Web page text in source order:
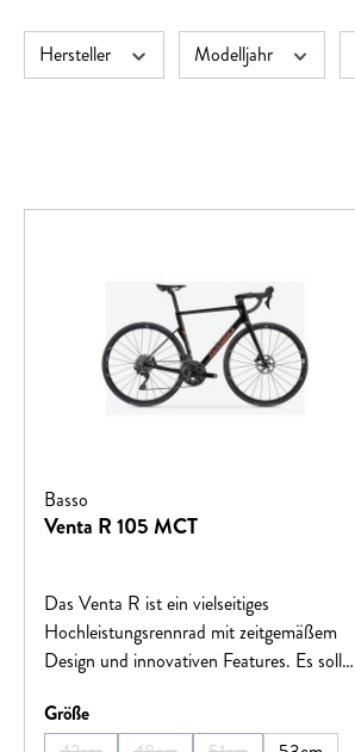
Hersteller Modelljahr
Basso
Venta R 105 MCT
Das Venta R ist ein vielseitiges
Hochleistungsrennrad mit zeitgemäßem
Design und innovativen Features. Es soll
mit dem Sport zu beschäftigen, indem es
hochwertige Fahrräder mit modernster
Größeauswählen